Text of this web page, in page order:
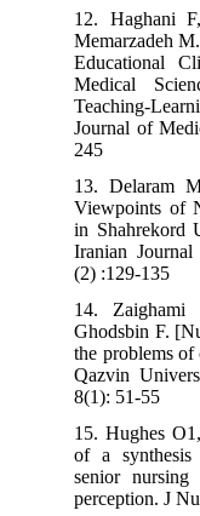
12. Haghani
Memarzadeh
Educational
Medical
Teaching-
Journal of
245
13. Delaram
Viewpoints
in
Iranian
(2) :129-135
14.
Ghodsbin F.
the problems
Qazvin
8(1): 51-55
15. Hughes
of a
senior
perception. J